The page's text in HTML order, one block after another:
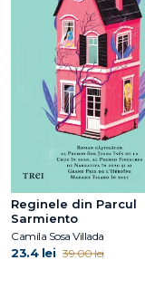
Reginele din Parcul
Sarmiento
Camila Sosa Villada
23.4 lei 39.00 lei